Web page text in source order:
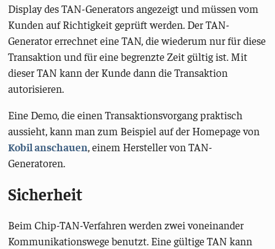
Display des TAN-Generators angezeigt und müssen vom
Kunden auf Richtigkeit geprüft werden. Der TAN-
Generator errechnet eine TAN, die wiederum nur für diese
Transaktion und für eine begrenzte Zeit gültig ist. Mit
dieser TAN kann der Kunde dann die Transaktion
autorisieren.
Eine Demo, die einen Transaktionsvorgang praktisch
aussieht, kann man zum Beispiel auf der Homepage von
Kobil anschauen, einem Hersteller von TAN-
Generatoren.
Sicherheit
Beim Chip-TAN-Verfahren werden zwei voneinander
Kommunikationswege benutzt. Eine gültige TAN kann